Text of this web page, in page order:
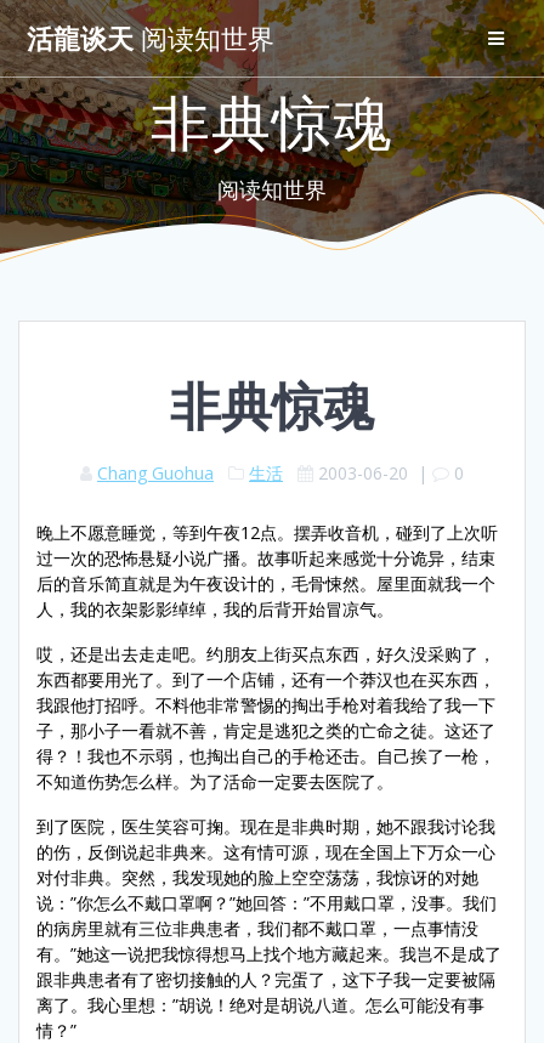
Skip
to
content
活龍谈天阅读知世界
非典惊魂
阅读知世界
非典惊魂
Chang Guohua 生活 2003-06-20 | 0
晚上不愿意睡觉，等到午夜12点。摆弄收音机，碰到了上次听
过一次的恐怖悬疑小说广播。故事听起来感觉十分诡异，结束
后的音乐简直就是为午夜设计的，毛骨悚然。屋里面就我一个
人，我的衣架影影绰绰，我的后背开始冒凉气。
哎，还是出去走走吧。约朋友上街买点东西，好久没采购了，
东西都要用光了。到了一个店铺，还有一个莽汉也在买东西，
我跟他打招呼。不料他非常警惕的掏出手枪对着我给了我一下
子，那小子一看就不善，肯定是逃犯之类的亡命之徒。这还了
得？！我也不示弱，也掏出自己的手枪还击。自己挨了一枪，
不知道伤势怎么样。为了活命一定要去医院了。
到了医院，医生笑容可掬。现在是非典时期，她不跟我讨论我
的伤，反倒说起非典来。这有情可源，现在全国上下万众一心
对付非典。突然，我发现她的脸上空空荡荡，我惊讶的对她
说：”你怎么不戴口罩啊？”她回答：”不用戴口罩，没事。我们
的病房里就有三位非典患者，我们都不戴口罩，一点事情没
有。”她这一说把我惊得想马上找个地方藏起来。我岂不是成了
跟非典患者有了密切接触的人？完蛋了，这下子我一定要被隔
离了。我心里想：”胡说！绝对是胡说八道。怎么可能没有事
情？”